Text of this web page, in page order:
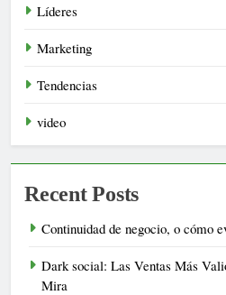
Líderes
Marketing
Tendencias
video
Recent Posts
Continuidad de negocio, o cómo
Dark social: Las Ventas Más
Mira